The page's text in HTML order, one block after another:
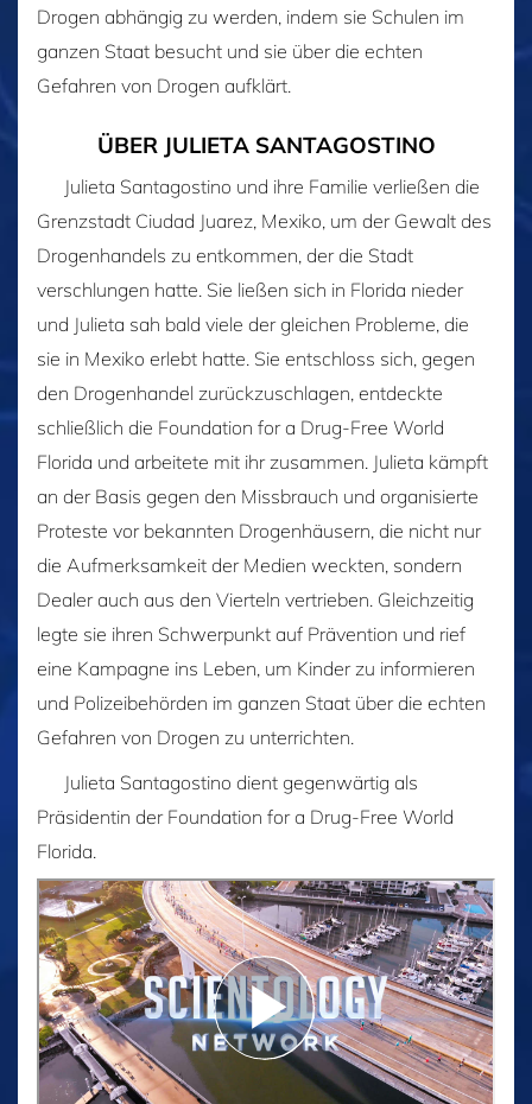
Drogen abhängig zu werden, indem sie Schulen im
ganzen Staat besucht und sie über die echten
Gefahren von Drogen aufklärt.
ÜBER JULIETA SANTAGOSTINO
Julieta Santagostino und ihre Familie verließen die
Grenzstadt Ciudad Juarez, Mexiko, um der Gewalt des
Drogenhandels zu entkommen, der die Stadt
verschlungen hatte. Sie ließen sich in Florida nieder
und Julieta sah bald viele der gleichen Probleme, die
sie in Mexiko erlebt hatte. Sie entschloss sich, gegen
den Drogenhandel zurückzuschlagen, entdeckte
schließlich die Foundation for a Drug-Free World
Florida und arbeitete mit ihr zusammen. Julieta kämpft
an der Basis gegen den Missbrauch und organisierte
Proteste vor bekannten Drogenhäusern, die nicht nur
die Aufmerksamkeit der Medien weckten, sondern
Dealer auch aus den Vierteln vertrieben. Gleichzeitig
legte sie ihren Schwerpunkt auf Prävention und rief
eine Kampagne ins Leben, um Kinder zu informieren
und Polizeibehörden im ganzen Staat über die echten
Gefahren von Drogen zu unterrichten.
Julieta Santagostino dient gegenwärtig als
Präsidentin der Foundation for a Drug-Free World
Florida.